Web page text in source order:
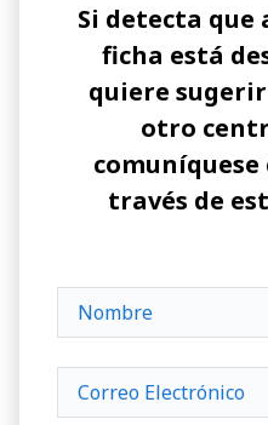
Si detecta que
ficha está
quiere
otro
través de